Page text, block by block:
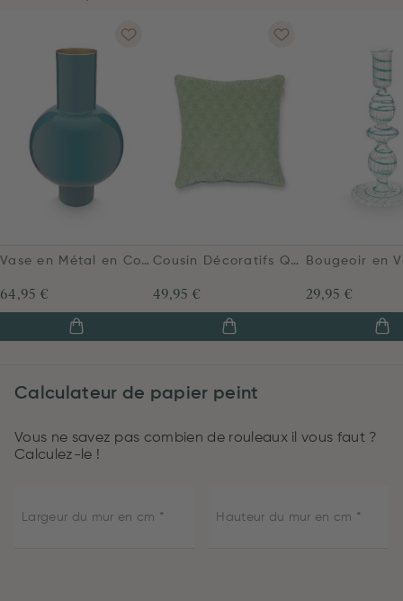
Vase en Métal en Coloris Vert Foncé 40cm
64,95 €
Cousin Décoratifs Quilty Dreams Bleu Vert
49,95 € 29,95 €
Calculateur de papier peint
Vous ne savez pas combien de rouleaux il vous faut ?
Calculez-le !
Largeur du mur en cm Hauteur du mur en cm